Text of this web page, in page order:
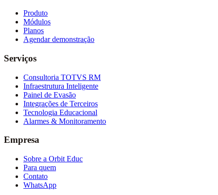
Produto
Módulos
Planos
Agendar demonstração
Serviços
Consultoria TOTVS RM
Infraestrutura Inteligente
Painel de Evasão
Integrações de Terceiros
Tecnologia Educacional
Alarmes & Monitoramento
Empresa
Sobre a Orbit Educ
Para quem
Contato
WhatsApp